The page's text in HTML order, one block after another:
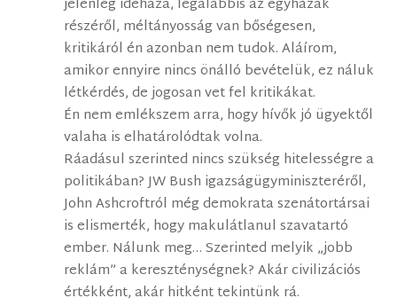
részéről, méltányosság van bőségesen,
kritikáról én azonban nem tudok. Aláírom,
amikor ennyire nincs önálló bevételük, ez náluk
létkérdés, de jogosan vet fel kritikákat.
Én nem emlékszem arra, hogy hívők jó ügyektől
valaha is elhatárolódtak volna.
Ráadásul szerinted nincs szükség hitelességre a
politikában? JW Bush igazságügyminiszteréről,
John Ashcroftról még demokrata szenátortársai
is elismerték, hogy makulátlanul szavatartó
ember. Nálunk meg… Szerinted melyik „jobb
reklám” a kereszténységnek? Akár civilizációs
értékként, akár hitként tekintünk rá.